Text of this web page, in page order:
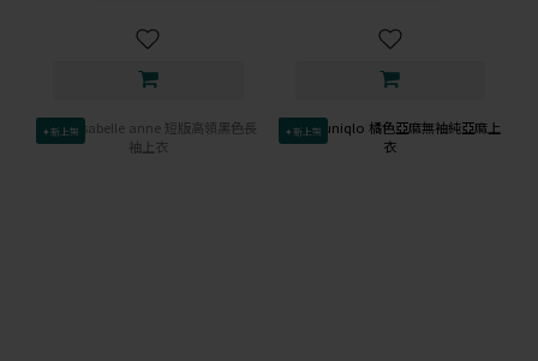
✦新上架 ✦新上架